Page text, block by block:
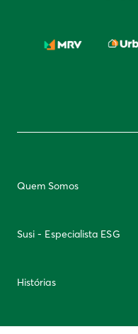
Quem Somos
Susi - Especialista ESG
Histórias
Newsletter